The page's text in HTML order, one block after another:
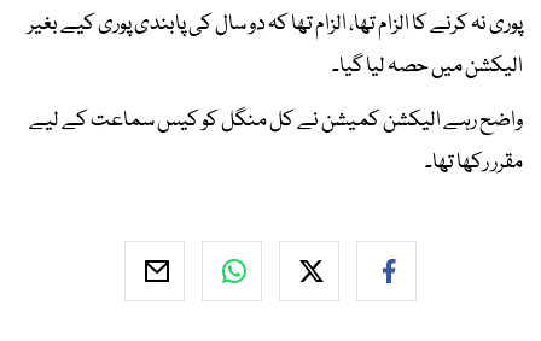
پوری نہ کرنے کا الزام تھا، الزام تھا کہ دو سال کی پابندی پوری کیے بغیر
الیکشن میں حصہ لیا گیا۔
واضح رہے الیکشن کمیشن نے کل منگل کو کیس سماعت کے لیے
مقرر رکھا تھا۔